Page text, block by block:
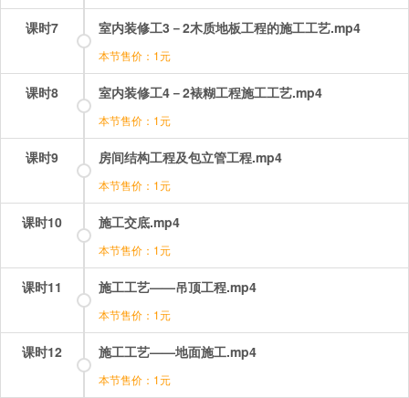
课时7 室内装修工3－2木质地板工程的施工工艺.mp4
本节售价：1元
课时8 室内装修工4－2裱糊工程施工工艺.mp4
本节售价：1元
课时9 房间结构工程及包立管工程.mp4
本节售价：1元
课时10 施工交底.mp4
本节售价：1元
课时11 施工工艺——吊顶工程.mp4
本节售价：1元
课时12 施工工艺——地面施工.mp4
本节售价：1元